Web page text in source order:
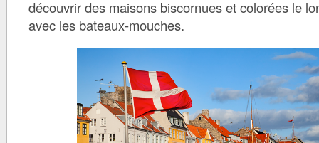
découvrirdes maisons biscornues et colorées le
avec les bateaux-mouches.